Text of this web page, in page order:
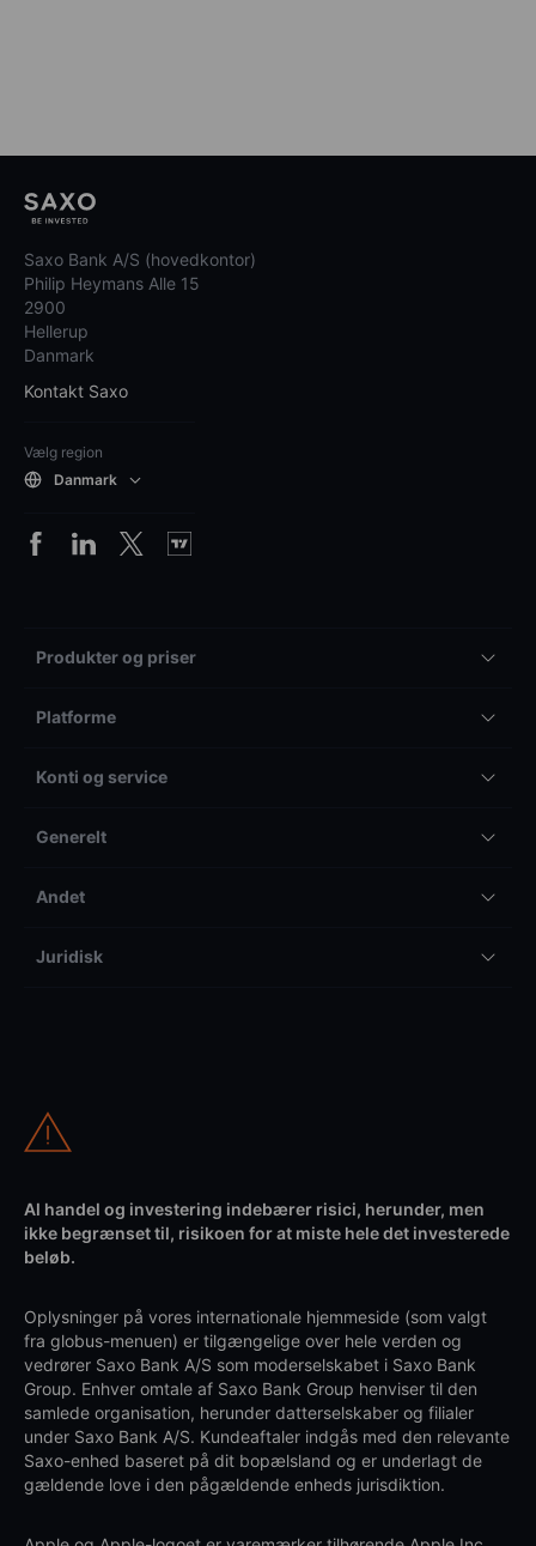
Saxo Bank A/S (hovedkontor)
Philip Heymans Alle 15
2900
Hellerup
Danmark
Kontakt Saxo
Vælg region
Danmark
Produkter og priser
Platforme
Konti og service
Generelt
Andet
Juridisk
Al handel og investering indebærer risici, herunder, men
ikke begrænset til, risikoen for at miste hele det investerede
beløb.
Oplysninger på vores internationale hjemmeside (som valgt
fra globus-menuen) er tilgængelige over hele verden og
vedrører Saxo Bank A/S som moderselskabet i Saxo Bank
Group. Enhver omtale af Saxo Bank Group henviser til den
samlede organisation, herunder datterselskaber og filialer
under Saxo Bank A/S. Kundeaftaler indgås med den relevante
Saxo-enhed baseret på dit bopælsland og er underlagt de
gældende love i den pågældende enheds jurisdiktion.